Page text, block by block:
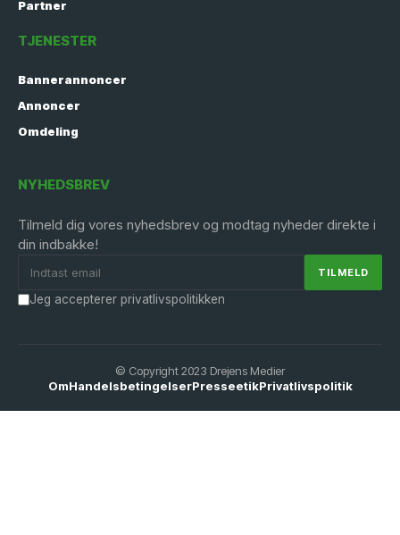
Partner
TJENESTER
Bannerannoncer
Annoncer
Omdeling
NYHEDSBREV
Tilmeld dig vores nyhedsbrev og modtag nyheder direkte i
din indbakke!
Jeg accepterer privatlivspolitikken
© Copyright 2023 Drejens Medier
OmHandelsbetingelserPresseetikPrivatlivspolitik